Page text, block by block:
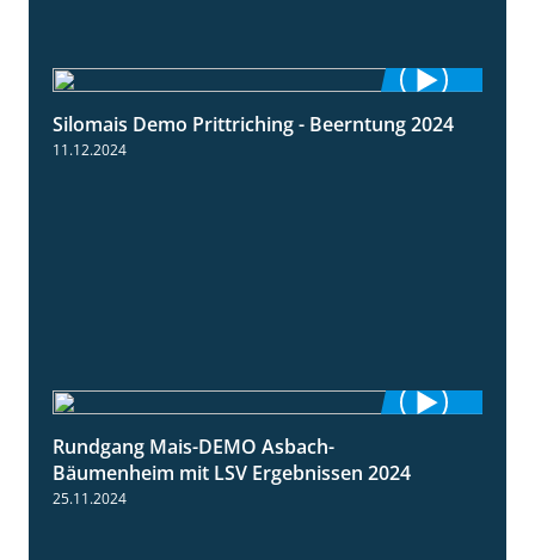
12:28
Silomais Demo Prittriching - Beerntung 2024
11.12.2024
Rundgang Mais-DEMO Asbach-
Bäumenheim mit LSV Ergebnissen 2024
25.11.2024